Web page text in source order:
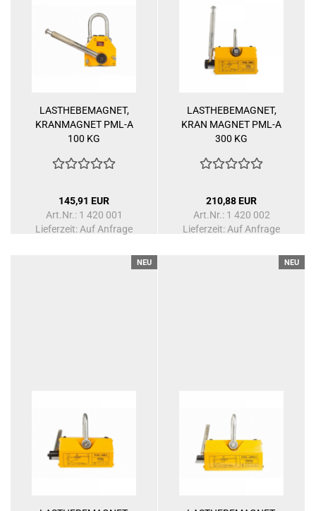
LASTHEBEMAGNET,
KRANMAGNET PML-A
100 KG
145,91 EUR
Art.Nr.: 1 420 001
Lieferzeit: Auf Anfrage
LASTHEBEMAGNET,
KRAN MAGNET PML-A
300 KG
210,88 EUR
Art.Nr.: 1 420 002
Lieferzeit: Auf Anfrage
NEU NEU